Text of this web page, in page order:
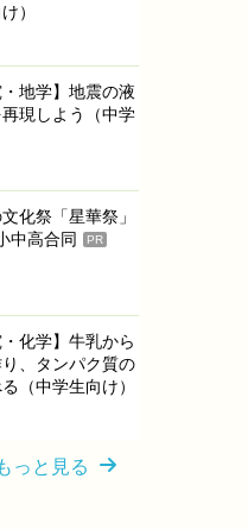
）
・地学】地震の液
現しよう（中学
化祭「星華祭」
中高合同
PR
・化学】牛乳から
、タンパク質の
（中学生向け）
っと見る